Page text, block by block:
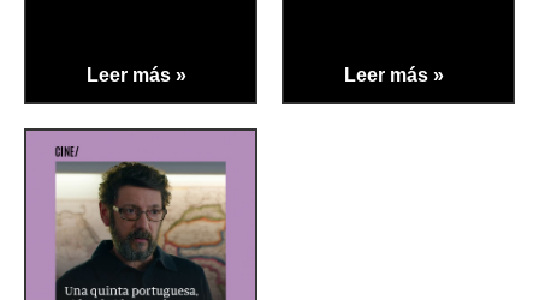
Leer más » Leer más »